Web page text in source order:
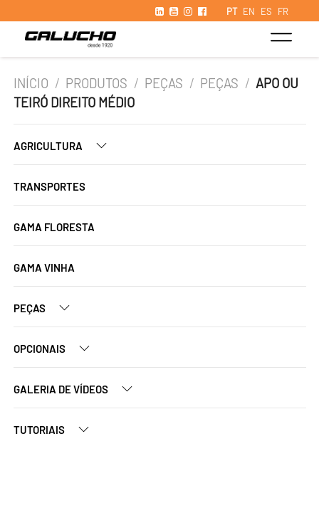
PT EN ES FR
INÍCIO / PRODUTOS / PEÇAS / PEÇAS / APO OU
TEIRÓ DIREITO MÉDIO
AGRICULTURA
TRANSPORTES
GAMA FLORESTA
GAMA VINHA
PEÇAS
OPCIONAIS
GALERIA DE VÍDEOS
TUTORIAIS